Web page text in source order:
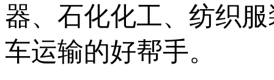
器、石化化工、纺织
车运输的好帮手。